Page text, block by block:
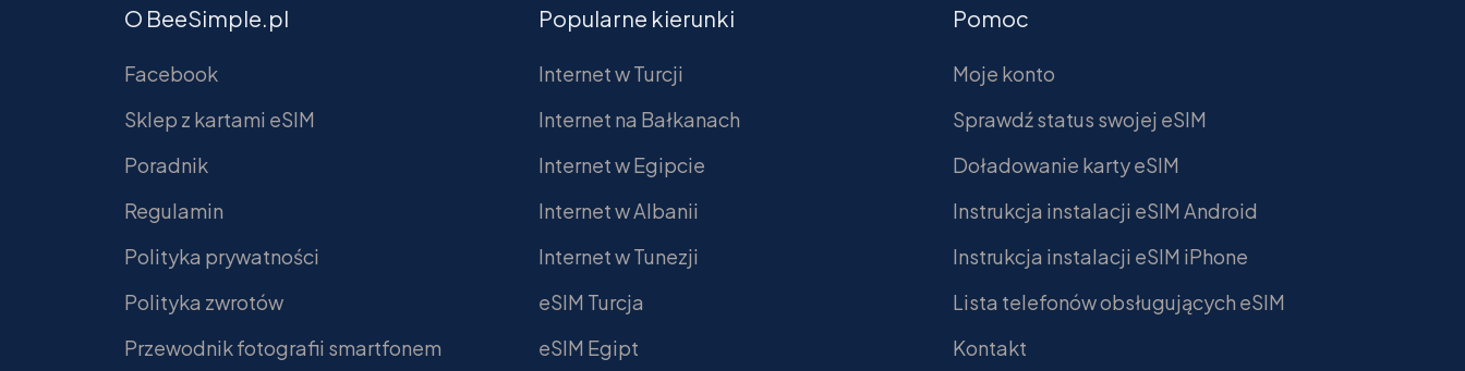
O BeeSimple.pl
Facebook
Sklep z kartami eSIM
Poradnik
Regulamin
Polityka prywatności
Polityka zwrotów
Przewodnik fotografii smartfonem
Popularne kierunki
Internet w Turcji
Internet na Bałkanach
Internet w Egipcie
Internet w Albanii
Internet w Tunezji
eSIM Turcja
eSIM Egipt
Pomoc
Moje konto
Sprawdź status swojej eSIM
Doładowanie karty eSIM
Instrukcja instalacji eSIM Android
Instrukcja instalacji eSIM iPhone
Lista telefonów obsługujących eSIM
Kontakt